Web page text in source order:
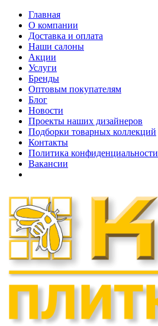
Главная
О компании
Доставка и оплата
Наши cалоны
Акции
Услуги
Бренды
Оптовым покупателям
Блог
Новости
Проекты наших дизайнеров
Подборки товарных коллекций
Контакты
Политика конфиденциальности
Вакансии